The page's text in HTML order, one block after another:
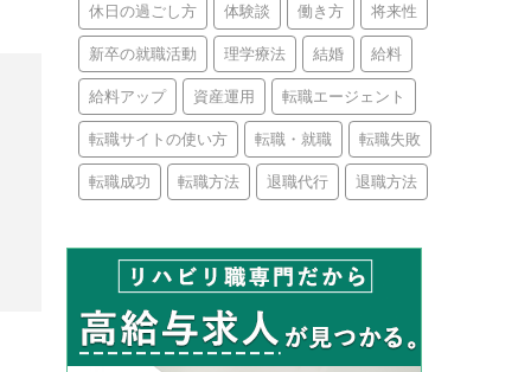
休日の過ごし方 体験談 働き方 将来性
新卒の就職活動 理学療法 結婚 給料
給料アップ 資産運用 転職エージェント
転職サイトの使い方 転職・就職 転職失敗
転職成功 転職方法 退職代行 退職方法